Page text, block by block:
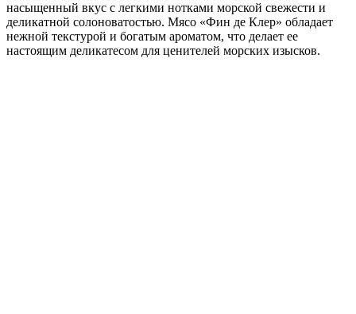
насыщенный вкус с легкими нотками морской свежести и
деликатной солоноватостью. Мясо «Фин де Клер» обладает
нежной текстурой и богатым ароматом, что делает ее
настоящим деликатесом для ценителей морских изысков.